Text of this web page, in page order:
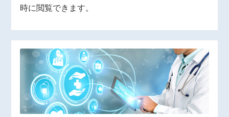
時に閲覧できます。